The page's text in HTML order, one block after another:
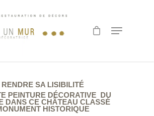
RENDRE SA LISIBILITÉ
PEINTURE DÉCORATIVE DU
DANS CE CHÂTEAU CLASSÉ
HISTORIQUE